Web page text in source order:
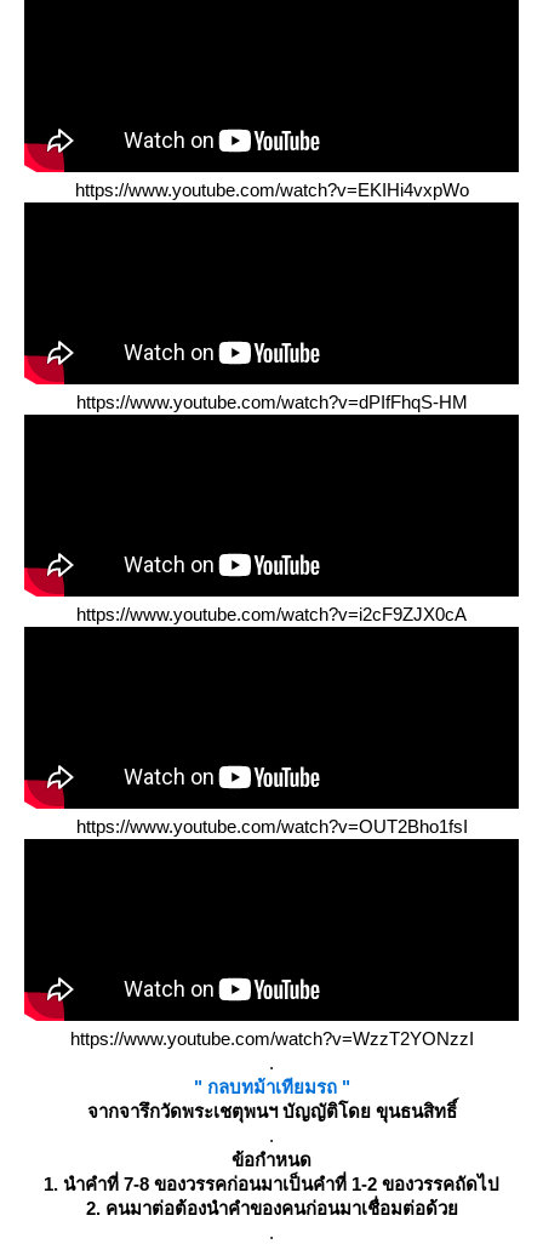
https://www.youtube.com/watch?v=EKIHi4vxpWo
https://www.youtube.com/watch?v=dPIfFhqS-HM
https://www.youtube.com/watch?v=i2cF9ZJX0cA
https://www.youtube.com/watch?v=OUT2Bho1fsI
https://www.youtube.com/watch?v=WzzT2YONzzI
.
" กลบทม้าเทียมรถ "
จากจารึกวัดพระเชตุพนฯ บัญญัติโดย ขุนธนสิทธิ์
.
ข้อกำหนด
1. นำคำที่ 7-8 ของวรรคก่อนมาเป็นคำที่ 1-2 ของวรรคถัดไป
2. คนมาต่อต้องนำคำของคนก่อนมาเชื่อมต่อด้ว
.